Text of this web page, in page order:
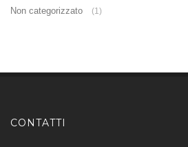
Non categorizzato (1)
CONTATTI